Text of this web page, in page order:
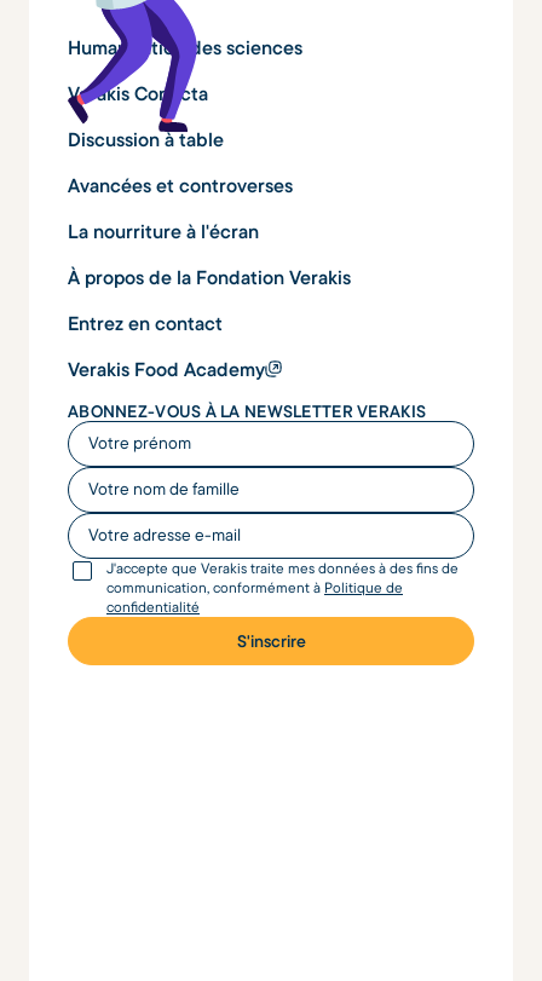
Humanisation des sciences
Verakis Conecta
Discussion à table
Avancées et controverses
La nourriture à l'écran
À propos de la Fondation Verakis
Entrez en contact
Verakis Food Academy
ABONNEZ-VOUS À LA NEWSLETTER VERAKIS
Votre prénom
Votre nom de famille
Votre adresse e-mail
J'accepte que Verakis traite mes données à des fins de
communication, conformément à Politique de
confidentialité